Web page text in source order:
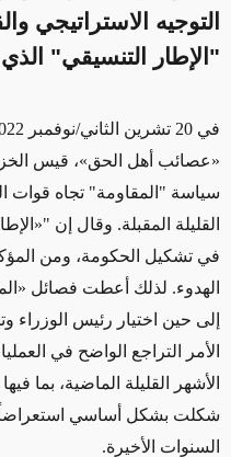
التوجيه الاستراتيجي
"الإطار التنسيقي"
في 20 تشرين الثاني/نوفمبر 2022، استضافت قناة "العراقية" زعيم
«عصائب أهل الحق»، قيس
سياسة "المقاومة" تجاه قوات
القليلة المقبلة. وقال إن "
في تشكيل الحكومة، ومن
الهدوء. لذلك
أعطت فصائل «
إلى حين اختيار رئيس الوزراء
الأمر التراجع الواضح في
الأشهر القليلة الماضية، بما
شكلت بشكل أساسي استعراضاً
السنوات الأخيرة.